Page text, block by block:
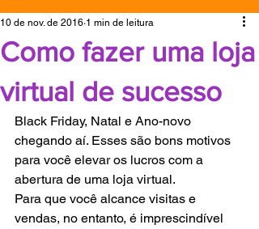
Como fazer uma loja
virtual de sucesso
10 de nov. de 2016 1 min de leitura
Black Friday, Natal e Ano-novo
chegando aí. Esses são bons motivos
para você elevar os lucros com a
abertura de uma loja virtual.
Para que você alcance visitas e
vendas, no entanto, é imprescindível